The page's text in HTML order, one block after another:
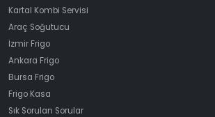
Kartal Kombi Servisi
Araç Soğutucu
İzmir Frigo
Ankara Frigo
Bursa Frigo
Frigo Kasa
Sık Sorulan Sorular